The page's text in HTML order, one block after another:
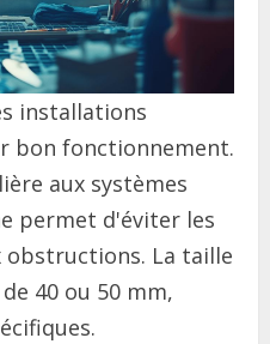
installations
bon fonctionnement.
aux systèmes
permet d'éviter les
obstructions. La taille
40 ou 50 mm,